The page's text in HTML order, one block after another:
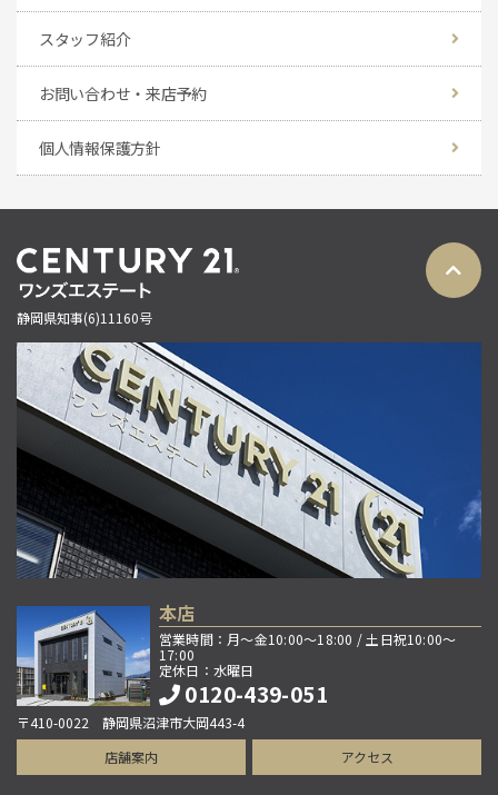
スタッフ紹介
お問い合わせ・来店予約
個人情報保護方針
静岡県知事(6)11160号
本店
営業時間：月～金10:00～18:00 / 土日祝10:00～
17:00
定休日：水曜日
0120-439-051
〒410-0022 静岡県沼津市大岡443-4
店舗案内
アクセス